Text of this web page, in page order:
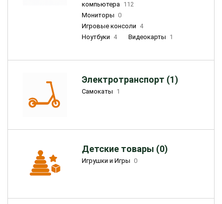
компьютера 112
Мониторы 0
Игровые консоли 4
Ноутбуки 4 Видеокарты 1
Электротранспорт (1)
Самокаты 1
Детские товары (0)
Игрушки и Игры 0